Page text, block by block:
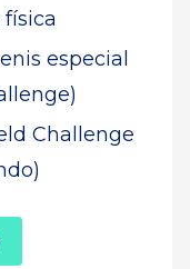
especial
Challenge